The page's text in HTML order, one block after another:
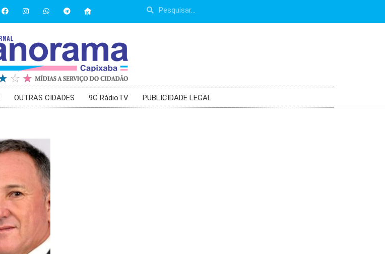
OUTRAS CIDADES 9G RádioTV PUBLICIDADE LEGAL